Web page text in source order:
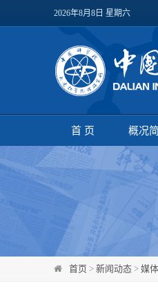
2026年8月8日 星期六
首 页 概况
首页 > 新闻动态 > 媒